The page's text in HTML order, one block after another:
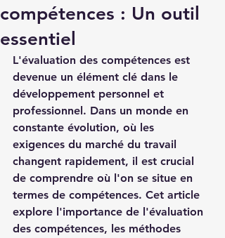
compétences : Un outil
essentiel
L'évaluation des compétences est
devenue un élément clé dans le
développement personnel et
professionnel. Dans un monde en
constante évolution, où les
exigences du marché du travail
changent rapidement, il est crucial
de comprendre où l'on se situe en
termes de compétences. Cet article
explore l'importance de l'évaluation
des compétences, les méthodes